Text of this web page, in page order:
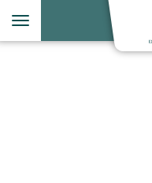
Toggle
navigation